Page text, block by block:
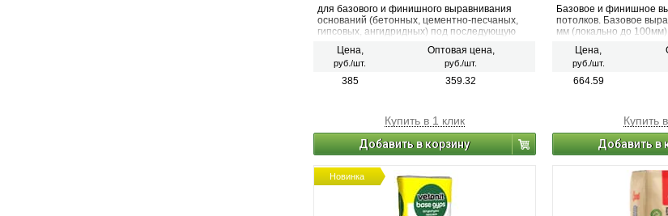
для базового и финишного выравнивания
оснований (бетонных, цементно-песчаных,
гипсовых, ангидридных) под последующую
Цена,
руб./шт.
Оптовая цена,
руб./шт.
385 359.32
Купить в 1 клик
Добавить в корзину
Базовое и финишное
потолков. Базовое
мм (локально до
Цена,
руб./шт.
664.59
Купить
Добавить в
Новинка